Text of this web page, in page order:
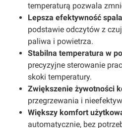
temperaturą pozwala
Lepsza efektywność
podstawie odczytów z
paliwa i powietrza.
Stabilna temperatura w
precyzyjne sterowanie
skoki temperatury.
Zwiększenie żywotności
przegrzewania i
Większy komfort
automatycznie, bez